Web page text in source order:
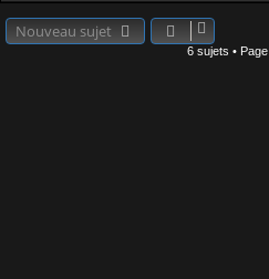
Nouveau sujet
6 sujets • Page